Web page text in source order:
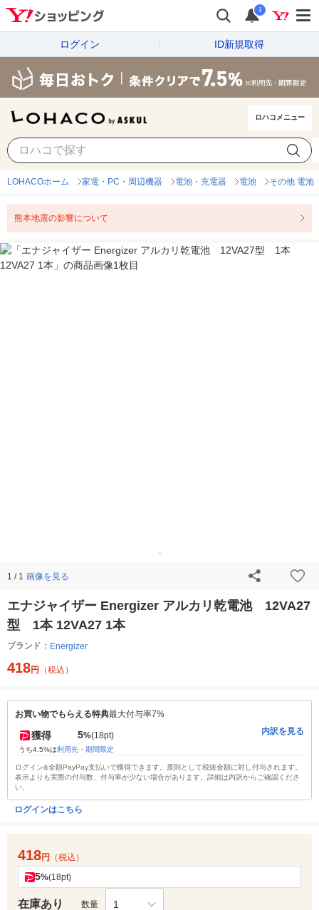
i
ログイン ID新規取得
ロハコメニュー
LOHACOホーム 家電・PC・周辺機器 電池・充電器 電池 その他 電池
熊本地震の影響について
1 / 1 画像を見る
エナジャイザー Energizer アルカリ乾電池 12VA27
型 1本 12VA27 1本
ブランド： Energizer
418円 （税込）
お買い物でもらえる特典最大付与率7%
獲得 5%(18pt)
うち4.5%は利用先・期間限定
内訳を見る
ログイン&全額PayPay支払いで獲得できます。原則として税抜金額に対し付与されます。
表示よりも実際の付与数、付与率が少ない場合があります。詳細は内訳からご確認くださ
い。
ログインはこちら
418円 （税込）
5%(18pt)
在庫あり 数量 1